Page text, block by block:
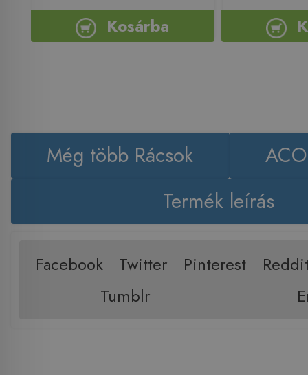
Kosárba
Még több Rácsok
Termék leírás
Facebook Twitter Pinterest
Tumblr